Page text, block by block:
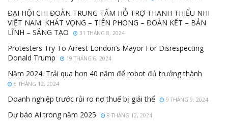
ĐẠI HỘI CHI ĐOÀN TRUNG TÂM HỖ TRỢ THANH THIẾU NHI
VIỆT NAM: KHÁT VỌNG – TIÊN PHONG – ĐOÀN KẾT – BẢN
LĨNH – SÁNG TẠO
31 THÁNG 8, 2024
Protesters Try To Arrest London’s Mayor For Disrespecting
Donald Trump
19 THÁNG 6, 2024
Năm 2024: Trải qua hơn 40 năm để robot đủ trưởng thành
6 THÁNG 12, 2024
Doanh nghiệp trước rủi ro nợ thuế bị giải thể 9 THÁNG 9, 2024
Dự báo AI trong năm 2025 8 THÁNG 12, 2024